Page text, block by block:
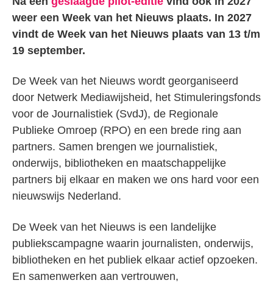
weer een Week van het Nieuws plaats. In 2027
vindt de Week van het Nieuws plaats van 13 t/m
19 september.
De Week van het Nieuws wordt georganiseerd
door Netwerk Mediawijsheid, het Stimuleringsfonds
voor de Journalistiek (SvdJ), de Regionale
Publieke Omroep (RPO) en een brede ring aan
partners. Samen brengen we journalistiek,
onderwijs, bibliotheken en maatschappelijke
partners bij elkaar en maken we ons hard voor een
nieuwswijs Nederland.
De Week van het Nieuws is een landelijke
publiekscampagne waarin journalisten, onderwijs,
bibliotheken en het publiek elkaar actief opzoeken.
En samenwerken aan vertrouwen,